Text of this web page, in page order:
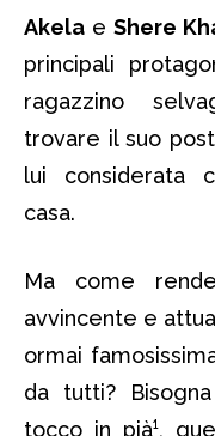
Akela e Shere
principali
ragazzino
trovare il suo
lui considerata
casa.
Ma come
avvincente e
ormai
da tutti?
tocco in pià¹,